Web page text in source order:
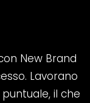
New Brand
Lavorano
il che